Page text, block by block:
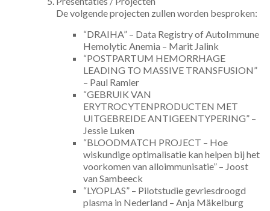
De volgende projecten zullen worden besproken:
“DRAIHA” – Data Registry of AutoImmune
Hemolytic Anemia – Marit Jalink
“POSTPARTUM HEMORRHAGE
LEADING TO MASSIVE TRANSFUSION”
– Paul Ramler
“GEBRUIK VAN
ERYTROCYTENPRODUCTEN MET
UITGEBREIDE ANTIGEENTYPERING” –
Jessie Luken
“BLOODMATCH PROJECT – Hoe
wiskundige optimalisatie kan helpen bij het
voorkomen van alloimmunisatie” – Joost
van Sambeeck
“LYOPLAS” – Pilotstudie gevriesdroogd
plasma in Nederland – Anja Mäkelburg